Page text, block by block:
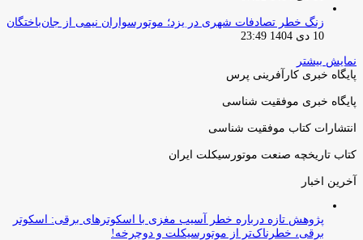
زنگ خطر تصادفات شهری در یزد؛ موتورسواران نیمی از جان‌باختگان
10 دی 1404 23:49
نمایش بیشتر
پایگاه خبری کارآفرینی پرس
پایگاه خبری موفقیت شناسی
انتشارات کتاب موفقیت شناسی
کتاب تاریخچه صنعت موتورسیکلت ایران
آخرین اخبار
پژوهش تازه درباره خطر آسیب مغزی با اسکوترهای برقی: اسکوتر
برقی، خطرناک‌تر از موتورسیکلت و دوچرخه!